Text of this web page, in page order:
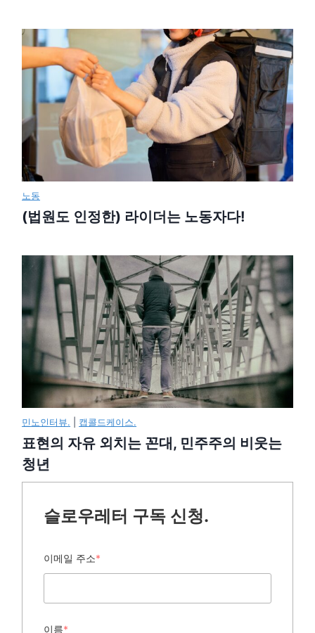
노동
(법원도 인정한) 라이더는 노동자다!
민노인터뷰. 캡콜드케이스.
표현의 자유 외치는 꼰대, 민주주의 비웃는
청년
슬로우레터 구독 신청.
이메일 주소*
이름*